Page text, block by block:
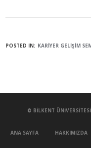
POSTED IN: KARIYER GELIŞIM
© BILKENT
ANA SAYFA HAKKIMIZDA